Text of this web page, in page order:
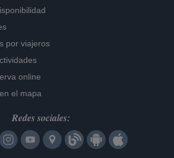
por viajeros
online
el mapa
Redes sociales: